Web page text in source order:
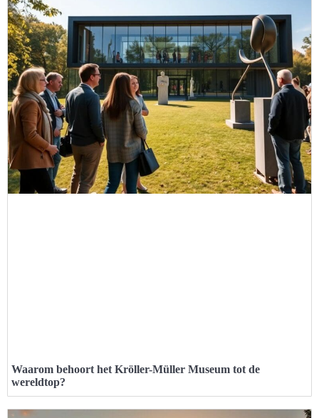
Waarom behoort het Kröller-Müller Museum tot de
wereldtop?